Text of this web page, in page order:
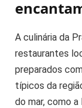
A culinária da
restaurantes
preparados
típicos da
do mar, como